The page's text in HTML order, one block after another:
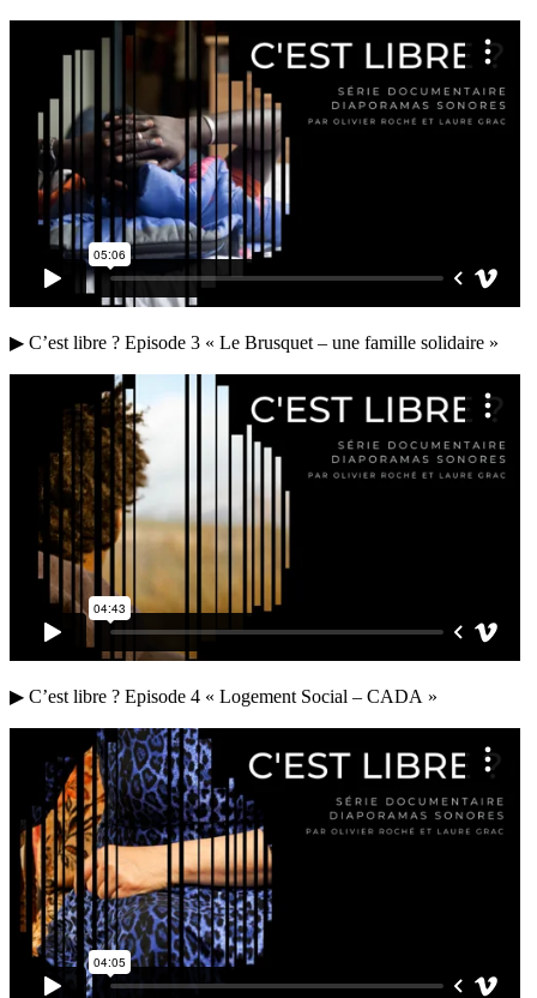
▶ C’est libre ? Episode 3 « Le Brusquet – une famille solidaire »
▶ C’est libre ? Episode 4 « Logement Social – CADA »